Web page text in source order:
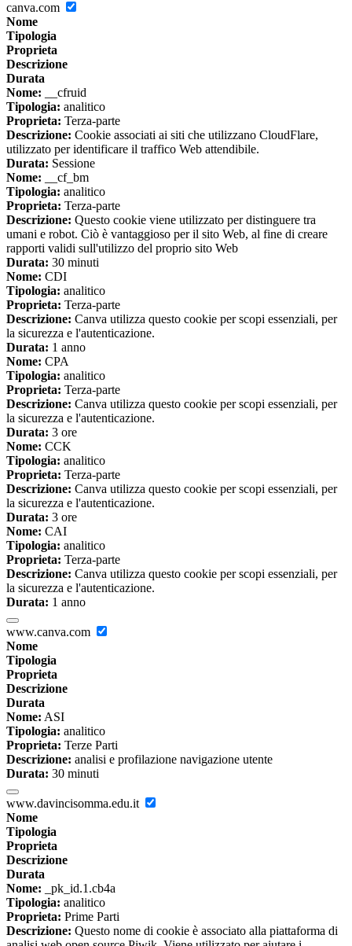
canva.com
Nome
Tipologia
Proprieta
Descrizione
Durata
Nome: __cfruid
Tipologia: analitico
Proprieta: Terza-parte
Descrizione: Cookie associati ai siti che utilizzano CloudFlare,
utilizzato per identificare il traffico Web attendibile.
Durata: Sessione
Nome: __cf_bm
Tipologia: analitico
Proprieta: Terza-parte
Descrizione: Questo cookie viene utilizzato per distinguere tra
umani e robot. Ciò è vantaggioso per il sito Web, al fine di creare
rapporti validi sull'utilizzo del proprio sito Web
Durata: 30 minuti
Nome: CDI
Tipologia: analitico
Proprieta: Terza-parte
Descrizione: Canva utilizza questo cookie per scopi essenziali, per
la sicurezza e l'autenticazione.
Durata: 1 anno
Nome: CPA
Tipologia: analitico
Proprieta: Terza-parte
Descrizione: Canva utilizza questo cookie per scopi essenziali, per
la sicurezza e l'autenticazione.
Durata: 3 ore
Nome: CCK
Tipologia: analitico
Proprieta: Terza-parte
Descrizione: Canva utilizza questo cookie per scopi essenziali, per
la sicurezza e l'autenticazione.
Durata: 3 ore
Nome: CAI
Tipologia: analitico
Proprieta: Terza-parte
Descrizione: Canva utilizza questo cookie per scopi essenziali, per
la sicurezza e l'autenticazione.
Durata: 1 anno
www.canva.com
Nome
Tipologia
Proprieta
Descrizione
Durata
Nome: ASI
Tipologia: analitico
Proprieta: Terze Parti
Descrizione: analisi e profilazione navigazione utente
Durata: 30 minuti
www.davincisomma.edu.it
Nome
Tipologia
Proprieta
Descrizione
Durata
Nome: _pk_id.1.cb4a
Tipologia: analitico
Proprieta: Prime Parti
Descrizione: Questo nome di cookie è associato alla piattaforma di